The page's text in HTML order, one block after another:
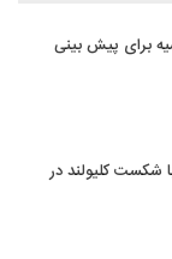
لیگ روسیه برای پیش بینی
دلاری با شکست کلیولند در